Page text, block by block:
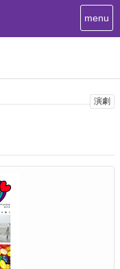
T
o
g
a
menu
演劇